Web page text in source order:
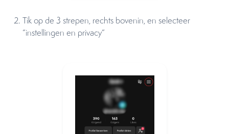
Tik op de 3 strepen, rechts bovenin, en selecteer
“instellingen en privacy”